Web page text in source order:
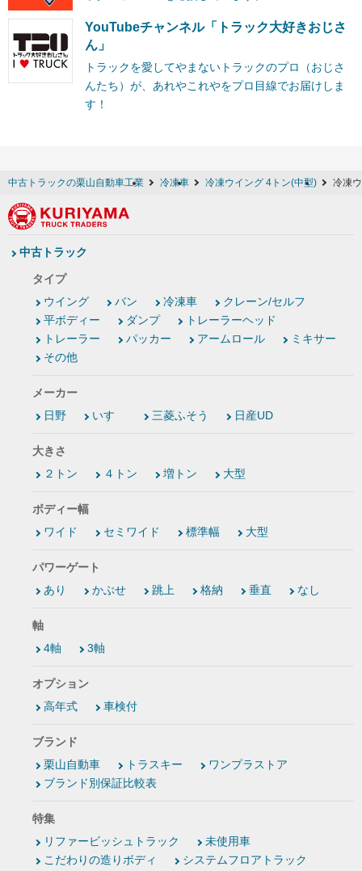
YouTubeチャンネル「トラック大好きおじさ
ん」
トラックを愛してやまないトラックのプロ（おじさ
んたち）が、あれやこれやをプロ目線でお届けしま
す！
中古トラックの栗山自動車工業 冷凍車 冷凍ウイング 4トン(中型) 冷凍
中古トラック
タイプ
ウイング
バン 冷凍車
クレーン/セルフ
平ボディー
ダンプ
トレーラーヘッド
トレーラー
パッカー アームロール
ミキサー
その他
メーカー
日野
いすゞ 三菱ふそう 日産UD
大きさ
２トン
４トン 増トン 大型
ボディー幅
ワイド
セミワイド 標準幅 大型
パワーゲート
あり
かぶせ 跳上 格納 垂直 なし
軸
4軸
3軸
オプション
高年式
車検付
ブランド
栗山自動車
トラスキー
ワンプラストア
ブランド別保証比較表
特集
リファービッシュトラック
未使用車
こだわりの造りボディ
システムフロアトラック